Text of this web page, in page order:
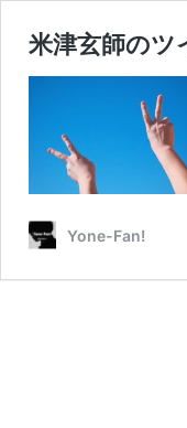
米津玄師のツ
Yone-Fan!